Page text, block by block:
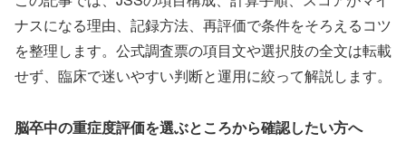
ナスになる理由、記録方法、再評価で条件をそろえるコツ
を整理します。公式調査票の項目文や選択肢の全文は転載
せず、臨床で迷いやすい判断と運用に絞って解説します。
脳卒中の重症度評価を選ぶところから確認したい方へ